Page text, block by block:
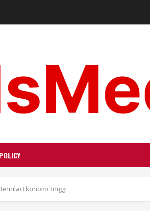
Ekonomi Tinggi